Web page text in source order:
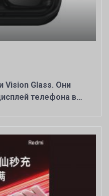
Vision Glass. Они
телефона в